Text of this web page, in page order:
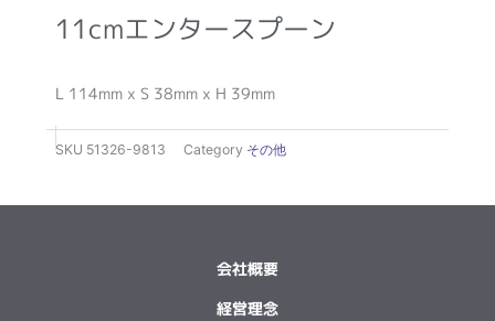
11cmエンタースプーン
L 114mm x S 38mm x H 39mm
SKU 51326-9813 Category その他
会社概要
経営理念